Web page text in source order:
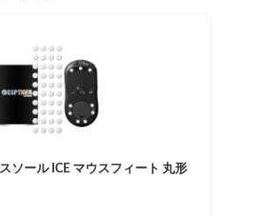
ソール ICE マウスフィート 丸形